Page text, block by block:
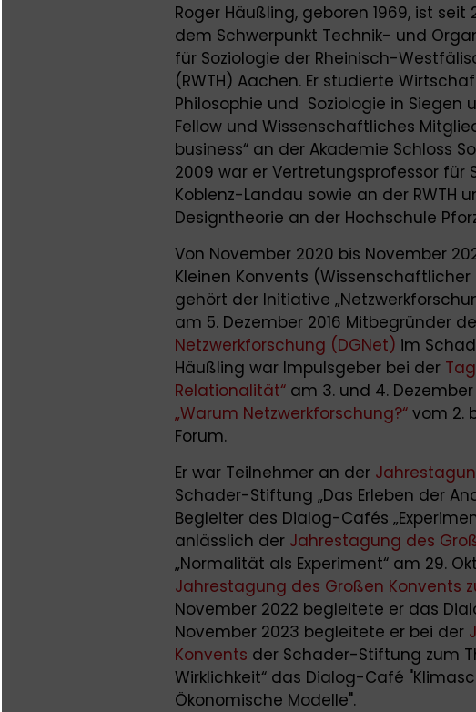
Roger Häußling, geboren 1969, ist
dem Schwerpunkt Technik- und
für Soziologie der Rheinisch-
(RWTH) Aachen. Er studierte
Philosophie und Soziologie in Siegen
Fellow und Wissenschaftliches
business“ an der Akademie Schloss
2009 war er Vertretungsprofessor für
Koblenz-Landau sowie an der RWTH
Designtheorie an der Hochschule
Von November 2020 bis November
Kleinen Konvents
gehört der Initiative
am 5. Dezember 2016 Mitbegründer
Netzwerkforschung (DGNet) im
Häußling war Impulsgeber bei der
Relationalität“ am 3. und 4.
„Warum Netzwerkforschung?“ vom 2.
Forum.
Er war Teilnehmer an der
Schader-Stiftung „Das Erleben der
Begleiter des Dialog-Cafés
anlässlich der Jahrestagung des
„Normalität als Experiment“ am 29.
Jahrestagung des Großen Konvents
November 2022 begleitete er das
November 2023 begleitete er bei der
Konvents der Schader-Stiftung zum
Wirklichkeit“ das Dialog-Café
Ökonomische Modelle".